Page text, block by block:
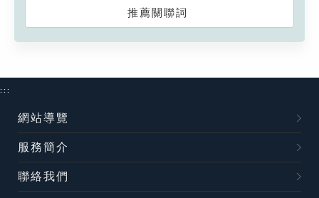
推薦關聯詞
:::
網站導覽
服務簡介
聯絡我們